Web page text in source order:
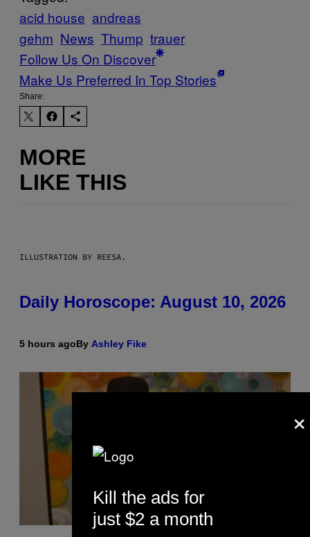
acid house andreas
gehm News Thump trauer
Follow Us On Discover
Make Us Preferred In Top Stories
Share:
MORE
LIKE THIS
ILLUSTRATION BY REESA.
Daily Horoscope: August 10, 2026
5 hours agoBy Ashley Fike
×
Kill the ads for
just $2 a month